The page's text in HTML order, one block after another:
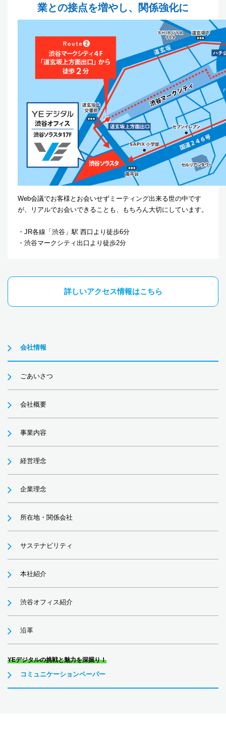
業との接点を増やし、関係強化に
Web会議でお客様とお会いせずミーティング出来る世の中です
が、リアルでお会いできることも、もちろん大切にしています。
・JR各線「渋谷」駅 西口より徒歩6分
・渋谷マークシティ出口より徒歩2分
詳しいアクセス情報はこちら
会社情報
ごあいさつ
会社概要
事業内容
経営理念
企業理念
所在地・関係会社
サステナビリティ
本社紹介
渋谷オフィス紹介
沿革
YEデジタルの挑戦と魅力を深掘り！
コミュニケーションペーパー